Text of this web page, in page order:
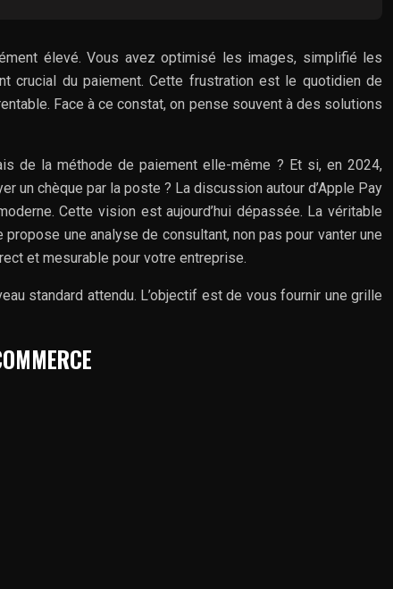
élevé. Vous avez optimisé les images, simplifié les
crucial du paiement. Cette frustration est le quotidien de
Face à ce constat, on pense souvent à des solutions
de la méthode de paiement elle-même ? Et si, en 2024,
un chèque par la poste ? La discussion autour d’Apple Pay
Cette vision est aujourd’hui dépassée. La véritable
une analyse de consultant, non pas pour vanter une
et mesurable pour votre entreprise.
standard attendu. L’objectif est de vous fournir une grille